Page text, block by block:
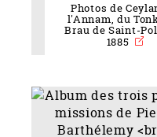
Photos de
l'Annam, du
Brau de Saint-
1885